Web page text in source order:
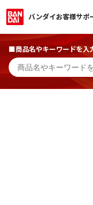
バンダイお客様サポ
■商品名やキーワードを入